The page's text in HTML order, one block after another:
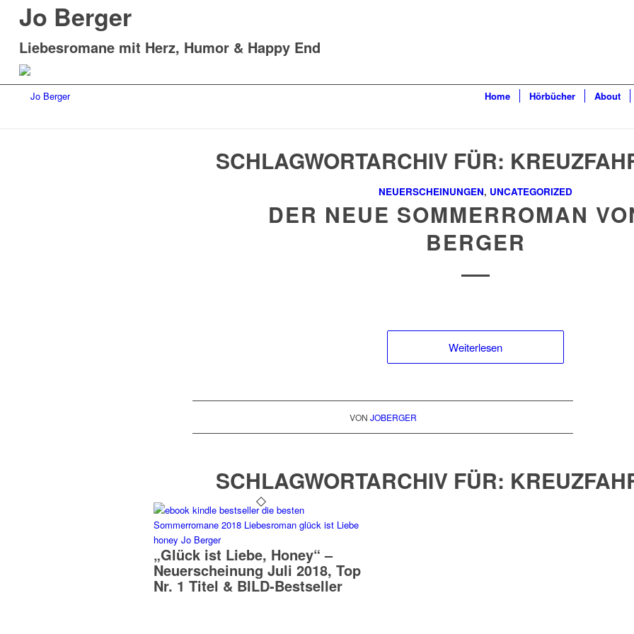
Jo Berger
Liebesromane mit Herz, Humor & Happy End
Home Hörbücher About
SCHLAGWORTARCHIV FÜR:
NEUERSCHEINUNGEN, UNCATEGORIZED
DER NEUE SOMMERROMAN
BERGER
Weiterlesen
VON JOBERGER
SCHLAGWORTARCHIV FÜR:
„Glück ist Liebe, Honey“ –
Neuerscheinung Juli 2018, Top
Nr. 1 Titel & BILD-Bestseller